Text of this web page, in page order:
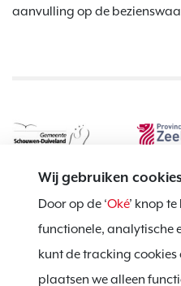
Wij gebruiken
Door op de ‘Oké’ knop
functionele, analytische
kunt de tracking cookies
plaatsen we alleen
aanvulling op de